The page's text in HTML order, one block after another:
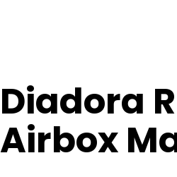
Diadora
Airbox